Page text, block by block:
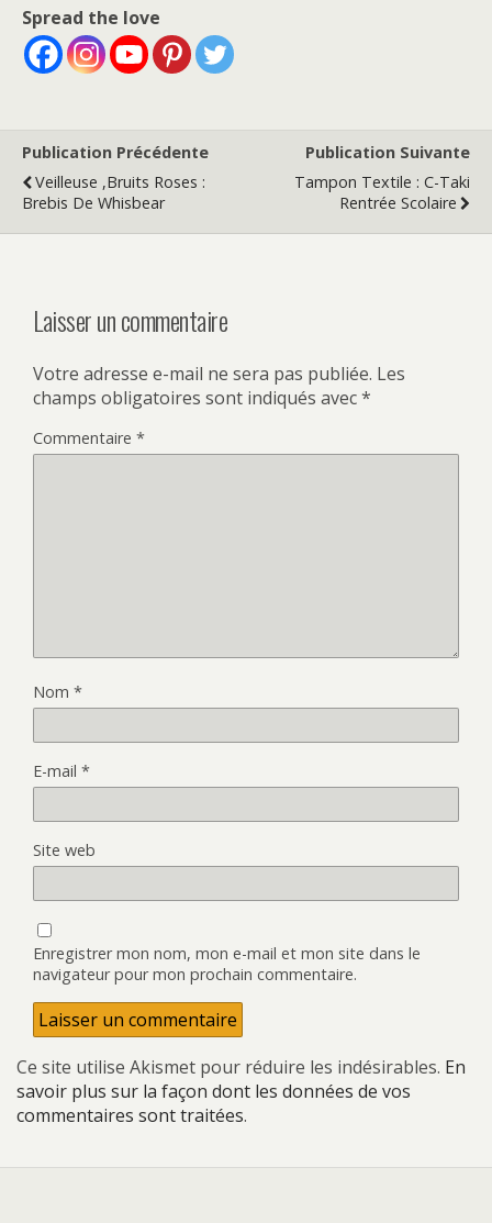
Spread the love
Publication Précédente
Veilleuse ,Bruits Roses :
Brebis De Whisbear
Publication Suivante
Tampon Textile : C-Taki
Rentrée Scolaire
Laisser un commentaire
Votre adresse e-mail ne sera pas publiée. Les
champs obligatoires sont indiqués avec*
Commentaire *
Nom *
E-mail *
Site web
Enregistrer mon nom, mon e-mail et mon site dans le
navigateur pour mon prochain commentaire.
Ce site utilise Akismet pour réduire les indésirables. En
savoir plus sur la façon dont les données de vos
commentaires sont traitées.